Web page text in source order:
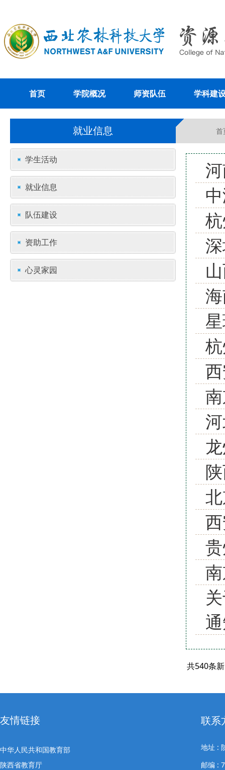
首页 学院概况 师资队伍 学科建
就业信息 首
学生活动
就业信息
队伍建设
资助工作
心灵家园
共540条
友情链接
中华人民共和国教育部
陕西省教育厅
联系
地址 :
邮编 :